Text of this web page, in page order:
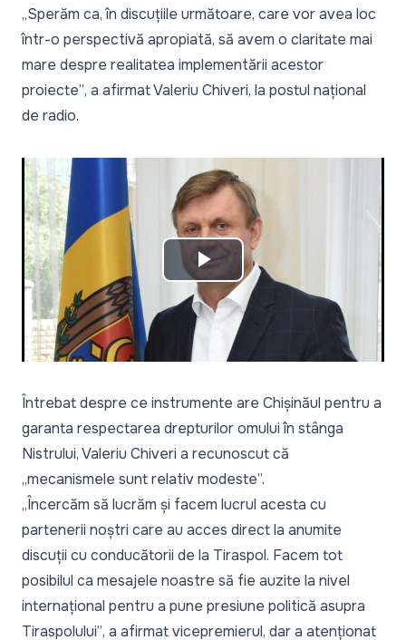
„Sperăm ca, în discuțiile următoare, care vor avea loc
într-o perspectivă apropiată, să avem o claritate mai
mare despre realitatea implementării acestor
proiecte”, a afirmat Valeriu Chiveri, la postul național
de radio.
Play
Video
Întrebat despre ce instrumente are Chișinăul pentru a
garanta respectarea drepturilor omului în stânga
Nistrului, Valeriu Chiveri a recunoscut că
„mecanismele sunt relativ modeste”.
„Încercăm să lucrăm și facem lucrul acesta cu
partenerii noștri care au acces direct la anumite
discuții cu conducătorii de la Tiraspol. Facem tot
posibilul ca mesajele noastre să fie auzite la nivel
internațional pentru a pune presiune politică asupra
Tiraspolului”, a afirmat vicepremierul, dar a atenționat